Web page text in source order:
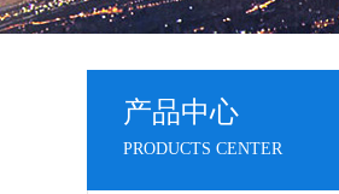
产品中心
PRODUCTS CENTER